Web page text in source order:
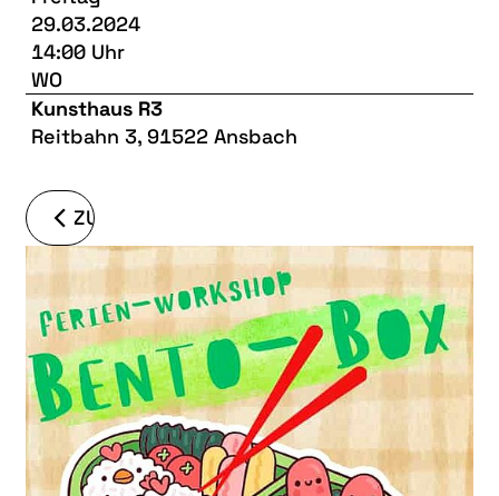
29.03.2024
14:00 Uhr
WO
Kunsthaus R3
Reitbahn 3, 91522 Ansbach
ZURÜCK